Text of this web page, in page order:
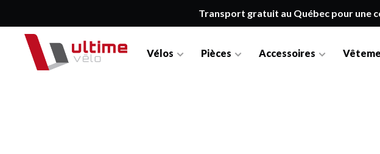
Transport gratuit au Québec pour une
Vélos Pièces Accessoires